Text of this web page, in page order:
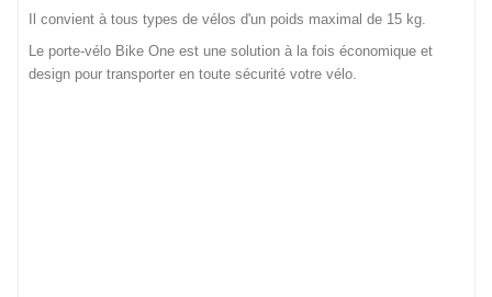
Il convient à tous types de vélos d'un poids maximal de 15 kg.
Le porte-vélo Bike One est une solution à la fois économique et
design pour transporter en toute sécurité votre vélo.